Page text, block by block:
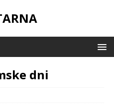
dni